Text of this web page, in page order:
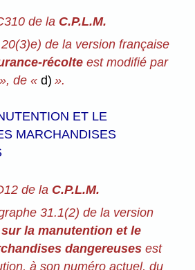
de la C.P.L.M.
de la version française
récolteest modifié par
», de « d) ».
ET LE
MARCHANDISES
de la C.P.L.M.
31.1(2) de la version
la manutention et le
dangereusesest
à son numéro actuel, du